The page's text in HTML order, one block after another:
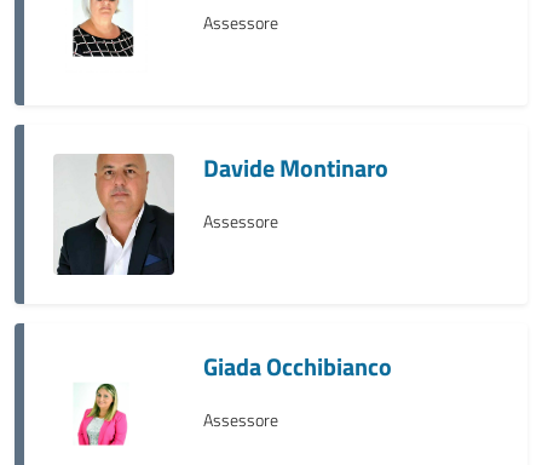
Assessore
Davide Montinaro
Assessore
Giada Occhibianco
Assessore